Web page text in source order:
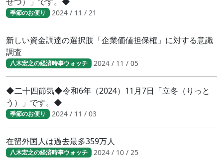
季節のお便り 2024 / 11 / 21
新しい資金調達の選択肢「企業価値担保権」に対する意識
調査
八木宏之の経済時事ウォッチ 2024 / 11 / 05
◆二十四節気◆令和6年（2024）11月7日「立冬（りっと
う）」です。◆
季節のお便り 2024 / 11 / 03
在留外国人は過去最多359万人
八木宏之の経済時事ウォッチ 2024 / 10 / 25